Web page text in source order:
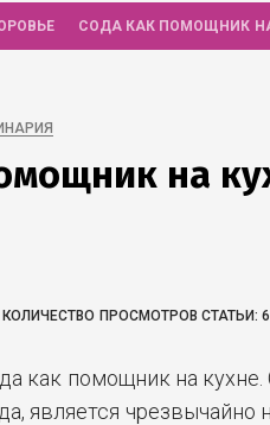
СОДА КАК ПОМОЩНИК
на
КОЛИЧЕСТВО ПРОСМОТРОВ СТАТЬИ:
как помощник на
является